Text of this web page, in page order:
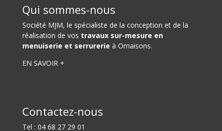
Qui sommes-nous
Société MJM, le spécialiste de la conception et de la
réalisation de vos travaux sur-mesure en
menuiserie et serrurerie à Ornaisons.
EN SAVOIR +
Contactez-nous
Tel : 04 68 27 29 01